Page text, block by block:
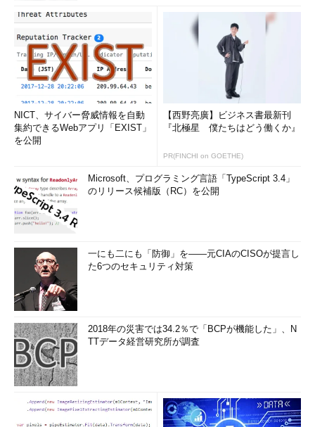
NICT、サイバー脅威情報を自動
集約できるWebアプリ「EXIST」
を公開
【西野亮廣】ビジネス書最新刊
『北極星 僕たちはどう働くか』
PR(FINCHI on GOETHE)
Microsoft、プログラミング言語「TypeScript 3.4」
のリリース候補版（RC）を公開
一にも二にも「防御」を――元CIAのCISOが提言し
た6つのセキュリティ対策
2018年の災害では34.2％で「BCPが機能した」、N
TTデータ経営研究所が調査